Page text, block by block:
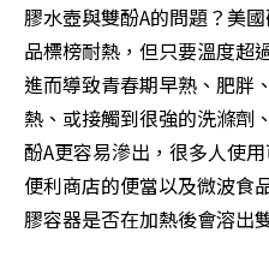
膠水壺與雙酚A的問題？美
品標榜耐熱，但只要溫度超
進而導致青春期早熟、肥胖
熱、或接觸到很強的洗滌劑
酚A更容易滲出，很多人使
便利商店的便當以及微波食
膠容器是否在加熱後會溶出